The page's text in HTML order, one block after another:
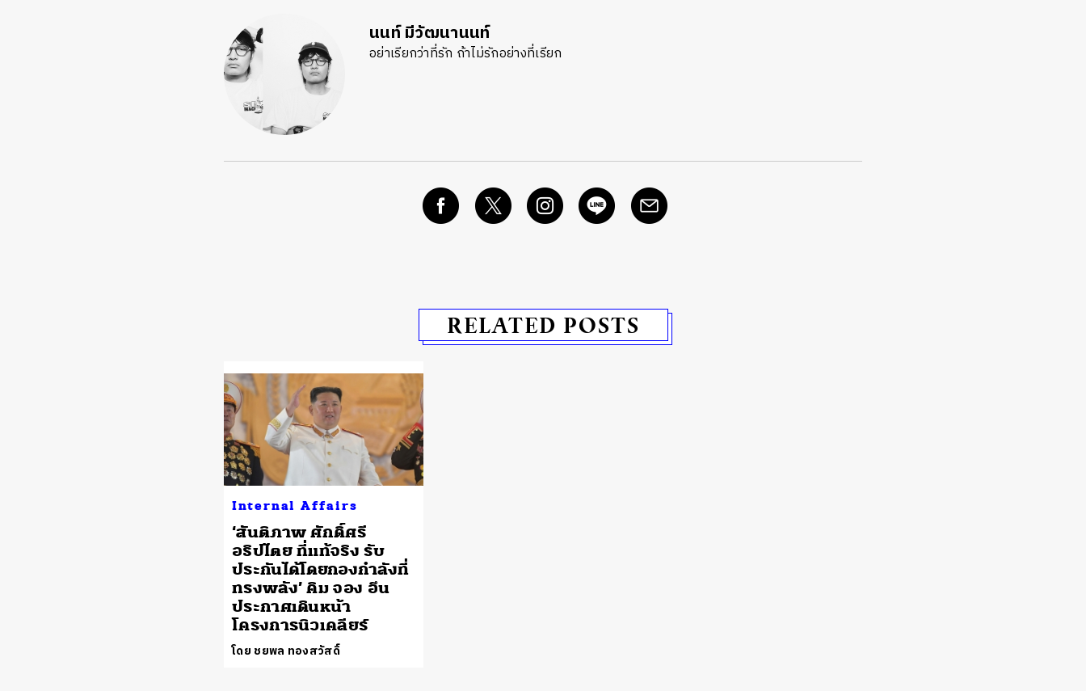
นนท์ มีวัฒนานนท์
อย่าเรียกว่าที่รัก ถ้าไม่รักอย่างที่เรียก
RELATED POSTS
Internal Affairs
‘สันติภาพ ศักดิ์ศรี
อธิปไตย ที่แท้จริง รับ
ประกันได้โดยกองกำลังที่
ทรงพลัง’ คิม จอง อึน
ประกาศเดินหน้า
โครงการนิวเคลียร์
โดย ชยพล ทองสวัสดิ์